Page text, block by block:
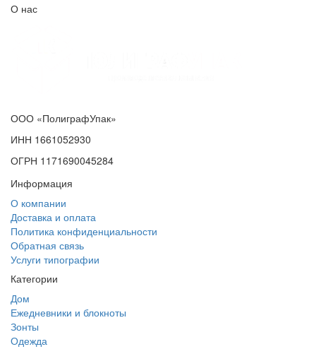
О нас
ООО «ПолиграфУпак»
ИНН 1661052930
ОГРН 1171690045284
Информация
О компании
Доставка и оплата
Политика конфиденциальности
Обратная связь
Услуги типографии
Категории
Дом
Ежедневники и блокноты
Зонты
Одежда